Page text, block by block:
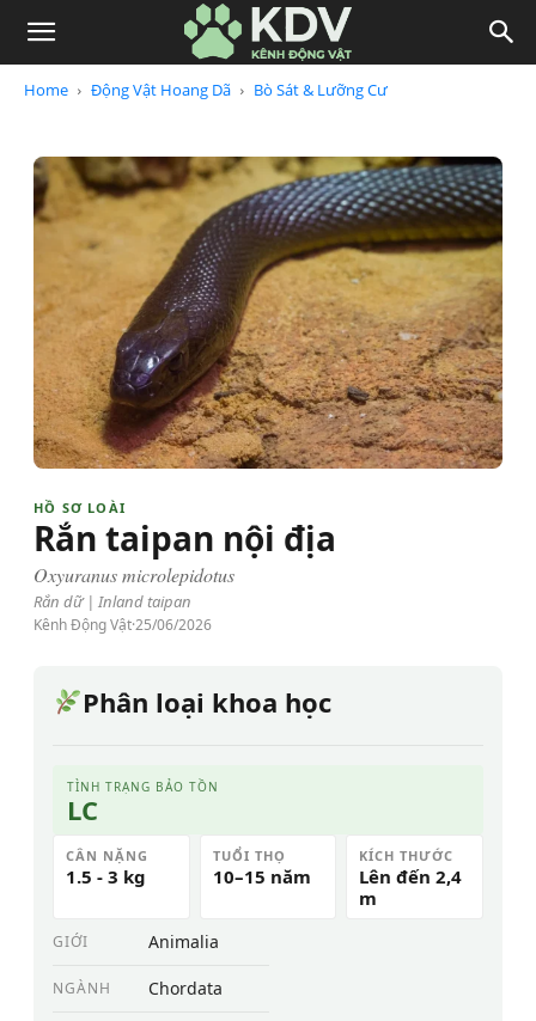
Home Động Vật Hoang Dã Bò Sát & Lưỡng Cư
HỒ SƠ LOÀI
Rắn taipan nội địa
Oxyuranus microlepidotus
Rắn dữ | Inland taipan
Kênh Động Vật·25/06/2026
Phân loại khoa học
GIỚI Animalia
NGÀNH Chordata
TÌNH TRẠNG BẢO TỒN
LC
CÂN NẶNG
1.5 - 3 kg
TUỔI THỌ
10–15 năm
KÍCH THƯỚC
Lên đến 2,4
m